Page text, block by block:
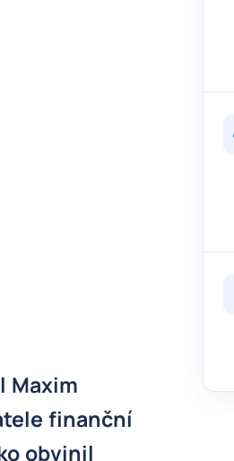
Maxim
finanční
obvinil